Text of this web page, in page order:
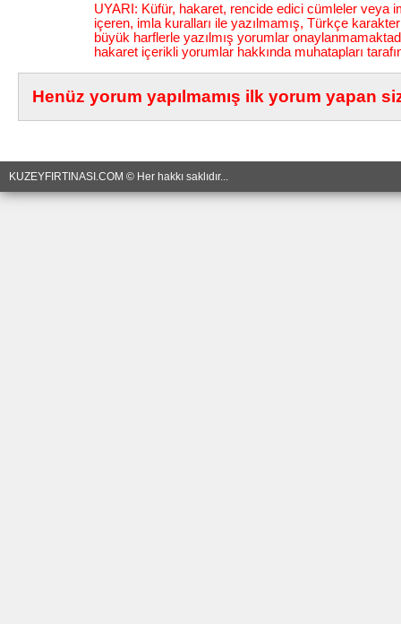
UYARI: Küfür, hakaret, rencide edici cümleler veya
içeren, imla kuralları ile yazılmamış, Türkçe
büyük harflerle yazılmış yorumlar
hakaret içerikli yorumlar hakkında muhatapları
Henüz yorum yapılmamış ilk yorum yapan
KUZEYFIRTINASI.COM © Her hakkı saklıdır...